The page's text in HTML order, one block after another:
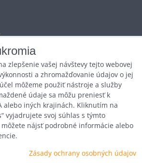
zlepšenie vašej návštevy tejto webovej
a zhromažďovanie údajov o jej
môžeme použiť nástroje a služby
údaje sa môžu preniesť k
alebo iných krajinách. Kliknutím na
vyjadrujete svoj súhlas s týmto
nájsť podrobné informácie alebo
Zásady ochrany osobných údajov